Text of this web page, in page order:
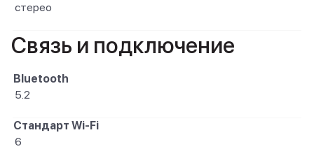
стерео
Связь и подключение
Bluetooth
5.2
Стандарт Wi-Fi
6